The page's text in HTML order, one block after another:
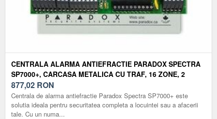
CENTRALA ALARMA ANTIEFRACTIE PARADOX SPECTRA
SP7000+, CARCASA METALICA CU TRAF, 16 ZONE, 2
PARTITII
877,02 RON
Centrala de alarma antiefractie Paradox Spectra SP7000+ este
solutia ideala pentru securitatea completa a locuintei sau a afacerii
tale. Cu un numa...